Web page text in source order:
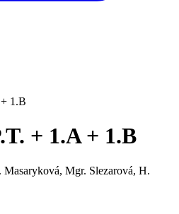
1.B
+ 1.A + 1.B
Mgr. Slezarová, H.